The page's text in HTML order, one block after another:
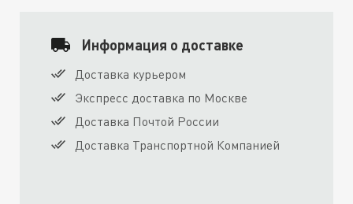
Информация о доставке
Доставка курьером
Экспресс доставка по Москве
Доставка Почтой России
Доставка Транспортной Компанией